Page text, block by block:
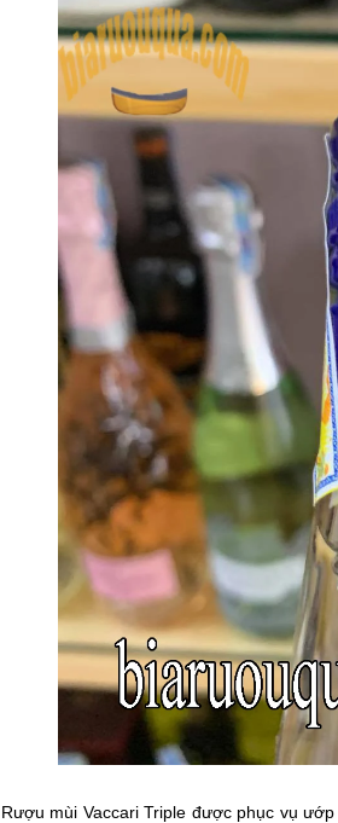
Rượu mùi Vaccari Triple được phục vụ